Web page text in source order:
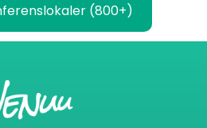
(800+)